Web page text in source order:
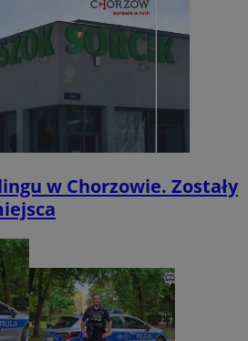
w Chorzowie. Zostały